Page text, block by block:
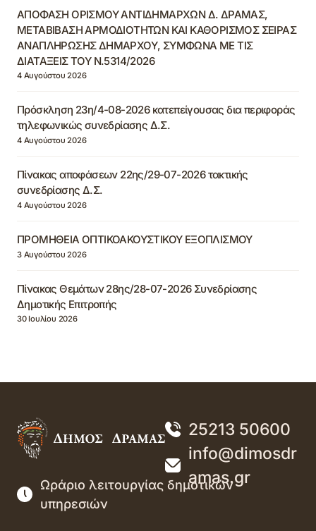
ΑΠΟΦΑΣΗ ΟΡΙΣΜΟΥ ΑΝΤΙΔΗΜΑΡΧΩΝ Δ. ΔΡΑΜΑΣ,
ΜΕΤΑΒΙΒΑΣΗ ΑΡΜΟΔΙΟΤΗΤΩΝ ΚΑΙ ΚΑΘΟΡΙΣΜΟΣ ΣΕΙΡΑΣ
ΑΝΑΠΛΗΡΩΣΗΣ ΔΗΜΑΡΧΟΥ, ΣΥΜΦΩΝΑ ΜΕ ΤΙΣ
ΔΙΑΤΑΞΕΙΣ ΤΟΥ Ν.5314/2026
4 Αυγούστου 2026
Πρόσκληση 23η/4-08-2026 κατεπείγουσας δια περιφοράς
τηλεφωνικώς συνεδρίασης Δ.Σ.
4 Αυγούστου 2026
Πίνακας αποφάσεων 22ης/29-07-2026 τακτικής
συνεδρίασης Δ.Σ.
4 Αυγούστου 2026
ΠΡΟΜΗΘΕΙΑ ΟΠΤΙΚΟΑΚΟΥΣΤΙΚΟΥ ΕΞΟΠΛΙΣΜΟΥ
3 Αυγούστου 2026
Πίνακας Θεμάτων 28ης/28-07-2026 Συνεδρίασης
Δημοτικής Επιτροπής
30 Ιουλίου 2026
25213 50600
info@dimosdr
amas.gr
Ωράριο λειτουργίας δημοτικών
υπηρεσιών